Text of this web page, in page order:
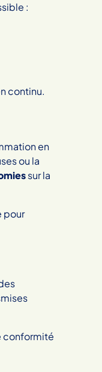
:
continu.
en
ou la
sur la
pour
conformité